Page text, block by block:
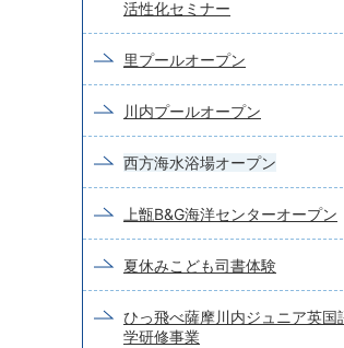
活性化セミナー
里プールオープン
川内プールオープン
西方海水浴場オープン
上甑B&G海洋センターオープン
夏休みこども司書体験
ひっ飛べ薩摩川内ジュニア英国
学研修事業